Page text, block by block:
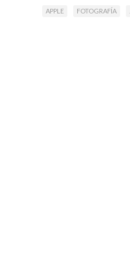
APPLE FOTOGRAFÍA